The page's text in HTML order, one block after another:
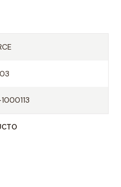
restringido.
más flexibilidad.
utilizar junto con una
mm).
, 3/8"
x 50 mm